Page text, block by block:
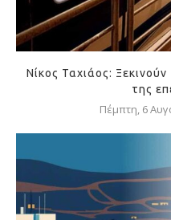
Νίκος Ταχιάος:
της
Πέμπτη, 6